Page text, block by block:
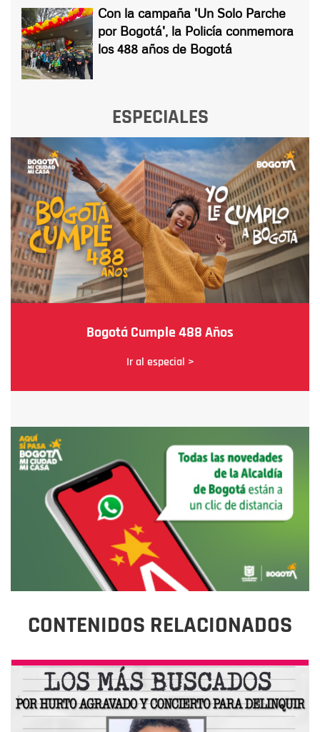
Con la campaña 'Un Solo Parche
por Bogotá', la Policía conmemora
los 488 años de Bogotá
ESPECIALES
Bogotá Cumple 488 Años
Ir al especial >
CONTENIDOS RELACIONADOS